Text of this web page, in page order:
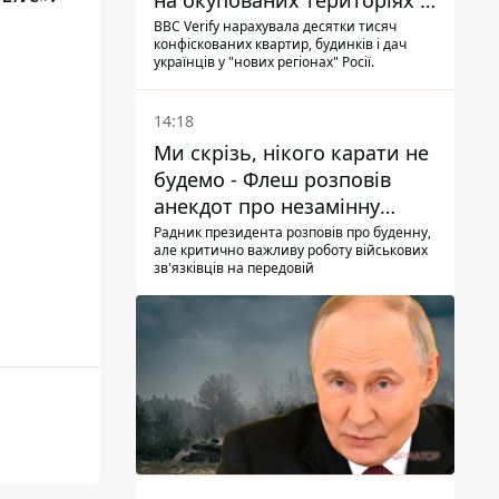
розслідування BBC
BBC Verify нарахувала десятки тисяч
конфіскованих квартир, будинків і дач
українців у "нових регіонах" Росії.
14:18
Ми скрізь, нікого карати не
будемо - Флеш розповів
анекдот про незамінну
роботу зв’язківців на фронті
Радник президента розповів про буденну,
але критично важливу роботу військових
зв'язківців на передовій